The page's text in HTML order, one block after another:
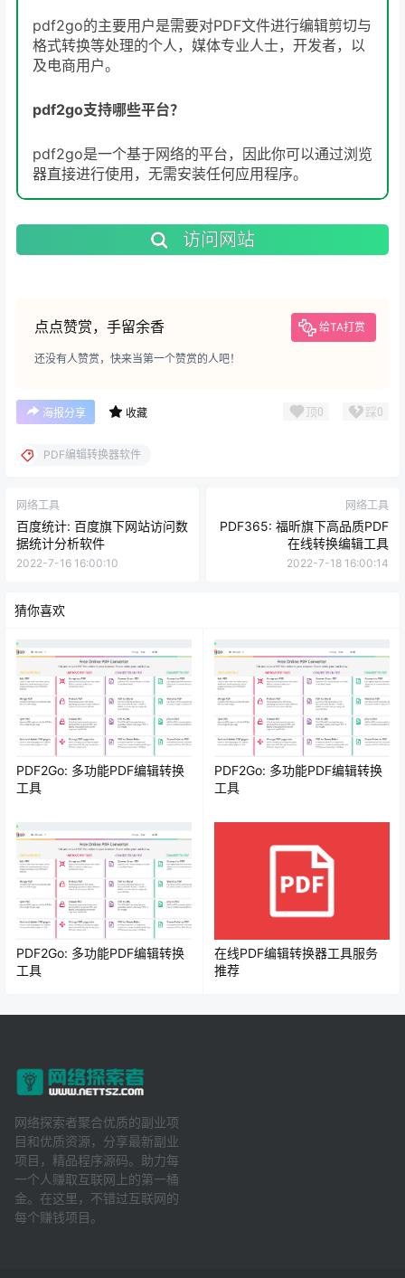
pdf2go的主要用户是需要对PDF文件进行编辑剪切与
格式转换等处理的个人，媒体专业人士，开发者，以
及电商用户。
pdf2go支持哪些平台？
pdf2go是一个基于网络的平台，因此你可以通过浏览
器直接进行使用，无需安装任何应用程序。
访问网站
点点赞赏，手留余香 给TA打赏
还没有人赞赏，快来当第一个赞赏的人吧！
海报分享 收藏 顶0 踩0
PDF编辑转换器软件
网络工具
百度统计: 百度旗下网站访问数
据统计分析软件
2022-7-16 16:00:10
网络工具
PDF365: 福昕旗下高品质PDF
在线转换编辑工具
2022-7-18 16:00:14
猜你喜欢
PDF2Go: 多功能PDF编辑转换
工具
PDF2Go: 多功能PDF编辑转换
工具
PDF2Go: 多功能PDF编辑转换
工具
在线PDF编辑转换器工具服务
推荐
网络探索者聚合优质的副业项
目和优质资源，分享最新副业
项目，精品程序源码。助力每
一个人赚取互联网上的第一桶
金。在这里，不错过互联网的
每个赚钱项目。